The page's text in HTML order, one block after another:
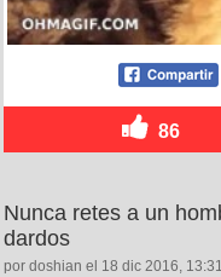
86
Nunca retes a un
dardos
por doshian el 18 dic 2016, 13:31